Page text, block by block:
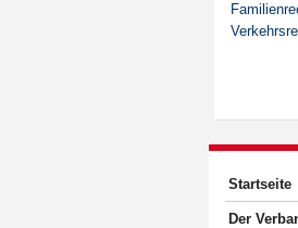
Startseite
Der